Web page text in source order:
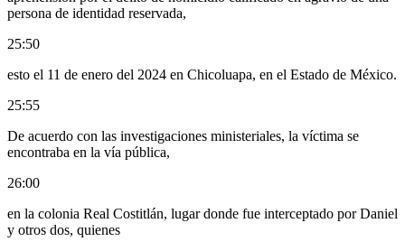
persona de identidad reservada,
25:50
esto el 11 de enero del 2024 en Chicoluapa, en el Estado de México.
25:55
De acuerdo con las investigaciones ministeriales, la víctima se
encontraba en la vía pública,
26:00
en la colonia Real Costitlán, lugar donde fue interceptado por Daniel
y otros dos, quienes